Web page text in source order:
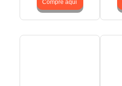
Compre aqui